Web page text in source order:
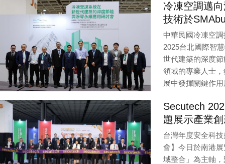
Editor / Provider:艾麥迦技術股份有限公司 |Updated: 6 / 19 / 2025
冷凍空調邁
技術於
中華民國冷凍空
2025台北國際智
世代建築的深度
領域的專業人士
展中發揮關鍵作
Secutech
題展示產業
台灣年度安全科
會】今日於南港
域整合」為主軸